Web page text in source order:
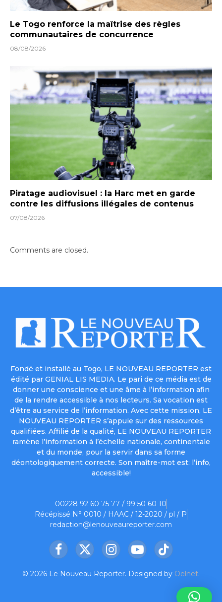
Le Togo renforce la maîtrise des règles
communautaires de concurrence
08/08/2026
Piratage audiovisuel : la Harc met en garde
contre les diffusions illégales de contenus
07/08/2026
Comments are closed.
Fondé et installé au Togo, LE NOUVEAU REPORTER est
édité par GENIAL LIS MEDIA. Le pari de ce média est de
donner une conscience et une âme à l’information afin
de la rendre accessible à nos lecteurs. Sa vocation est
d’être au service de l’information. Avec cette mission, LE
NOUVEAU REPORTER s’appuie sur des ressources
qualifiées. Affilié de la qualité, LE NOUVEAU REPORTER
ramène l’information à l’échelle nationale, continentale
et du monde, pour la servir dans sa forme
déontologiquement correcte. Son maître-mot est: l’info,
accessible!
00228 92 60 75 77 / 99 50 60 10
Récépissé N° 0010 / HAAC / 12-2020 / pl / P
redaction@lenouveaureporter.com
Facebook
X
InstagramYouTubeTikTok
© 2026 Le Nouveau Reporter. Designed by Oelnet.